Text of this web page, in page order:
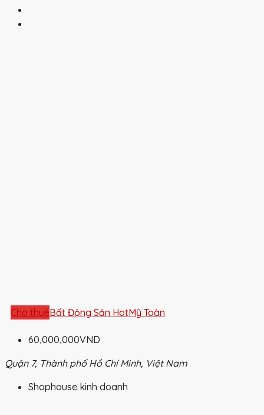
Cho thuêBất Động Sản HotMỹ Toàn
60,000,000VND
Quận 7, Thành phố Hồ Chí Minh, Việt Nam
Shophouse kinh doanh